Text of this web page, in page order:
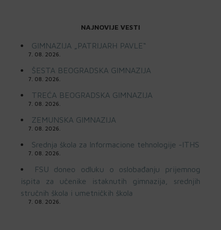
NAJNOVIJE VESTI
GIMNAZIJA „PATRIJARH PAVLE“
7. 08. 2026.
ŠESTA BEOGRADSKA GIMNAZIJA
7. 08. 2026.
TREĆA BEOGRADSKA GIMNAZIJA
7. 08. 2026.
ZEMUNSKA GIMNAZIJA
7. 08. 2026.
Srednja škola za Informacione tehnologije -ITHS
7. 08. 2026.
FSU doneo odluku o oslobađanju prijemnog
ispita za učenike istaknutih gimnazija, srednjih
stručnih škola i umetničkih škola
7. 08. 2026.